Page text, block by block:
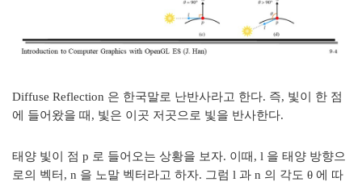
Diffuse Reflection 은 한국말로 난반사라고 한다. 즉, 빛이 한 점
에 들어왔을 때, 빛은 이곳 저곳으로 빛을 반사한다.
태양 빛이 점 p 로 들어오는 상황을 보자. 이때, l 을 태양 방향으
로의 벡터, n 을 노말 벡터라고 하자. 그럼 l 과 n 의 각도 θ 에 따